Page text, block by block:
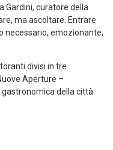
Gardini, curatore della
ma ascoltare. Entrare
necessario, emozionante,
divisi in tre
Aperture –
della città.